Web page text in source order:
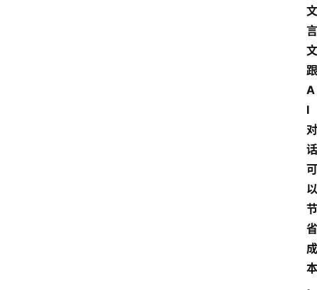
文
言
文
跟
A
I
对
话
可
以
节
省
成
本